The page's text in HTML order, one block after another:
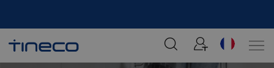
Rejoignez notre liste de diffusion et profitez de 5% de réduction sur votre
commande chez Tineco